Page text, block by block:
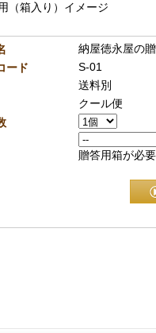
（箱入り）イメージ
納屋徳永屋の
ード
S-01
送料別
クール便
贈答用箱が必